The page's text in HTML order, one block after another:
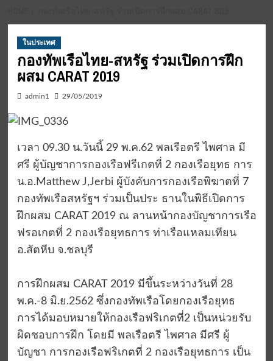
ในประเทศ
กองทัพเรือไทย-สหรัฐ ร่วมเปิดการฝึก
ผสม CARAT 2019
admin1 29/05/2019
เวลา 09.30 น.วันนี้ 29 พ.ค.62 พลเรือตรี ไพศาล มี
ศรี ผู้บัญชาการกองเรือฟรีเกตที่ 2 กองเรือยุทธ การ
น.อ.Matthew J,Jerbi ผู้บังคับการกองเรือพิฆาตที่ 7
กองทัพเรือสหรัฐฯ ร่วมเป็นประ ธานในพิธีเปิดการ
ฝึกผสม CARAT 2019 ณ ลานหน้ากองบัญชาการเรือ
ฟรอเกตที่ 2 กองเรือยุทธการ ท่าเรือแหลมเทียน
อ.สัตหีบ จ.ชลบุรี
การฝึกผสม CARAT 2019 มีขึ้นระหว่างวันที่ 28
พ.ค.-8 มิ.ย.2562 ซึ่งกองทัพเรือโดยกองเรือยุทธ
การได้มอบหมายให้กองเรือฟริเกตที่2 เป็นหน่วยรับ
ผิดชอบการฝึก โดยมี พลเรือตรี ไพศาล มีศรี ผู้
บัญชา การกองเรือฟริเกตที่ 2 กองเรือยุทธการ เป็น